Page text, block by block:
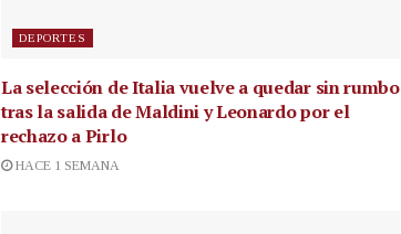
DEPORTES
La selección de Italia vuelve a quedar sin rumbo
tras la salida de Maldini y Leonardo por el
rechazo a Pirlo
HACE 1 SEMANA